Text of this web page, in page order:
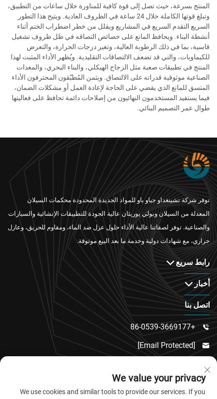
المنتج بسرعة، حيث تصل إلى قوة كافية للمناورة خلال ساعات من التطبيق،
وتبلغ قوتها الكاملة خلال 24 ساعة في الظروف العادية. ويتيح هذا التطور
السريع التقدم السريع في المشاريع ويقلل من خطر اضطراب الختم أثناء
أنشطة البناء. ويحافظ المانع على خصائص التصاقه في ظل ظروف تشغيل
قاسية، بما في ذلك الرطوبة العالية، وتغير درجات الحرارة، والتعرض
للكيماويات، والتي قد تضعف الالتصاقات التقليدية. ويُظهر الأداء المثبت لهذا
المنتج في تطبيقات صعبة مثل الزجاج الهيكلي، والبناء البحري، والمعدات
الصناعية موثوقية قدراته على الالتصاق. ويثمن المُطبّقون المحترفون الأداء
المتسق للمانع الذي يقضي على الحاجة لإعادة العمل أو مشكلات الضمان،
فيما يستفيد المستخدمون النهائيون من إصلاحات دائمة تحافظ على فعاليتها
طوال عمر التصميم البنائي.
توفر شركة تشينغداو جياو باو للمواد الجديدة المحدودة محكمات السيلان
المعدلة من السيلان وبولي يوريثان عالية الجودة للتطبيقات الإنشائية والسيارات
والصناعية. توفر لصقاتنا عالية الأداء حلول عزل ضد الماء، ومقاوم للحريق، وعازل
حراري، مع شهادات دولية وخدمة ما بعد البيع موثوقة.
رابط سريع
أخبار
اتصل بنا

+86-0539-3669177

[email Protected]

مقاطعة لينكو، مدينة وييفانغ، مقاطعة شاندونغ
We value your privacy
We use cookies and similar tools to provide our services. If you